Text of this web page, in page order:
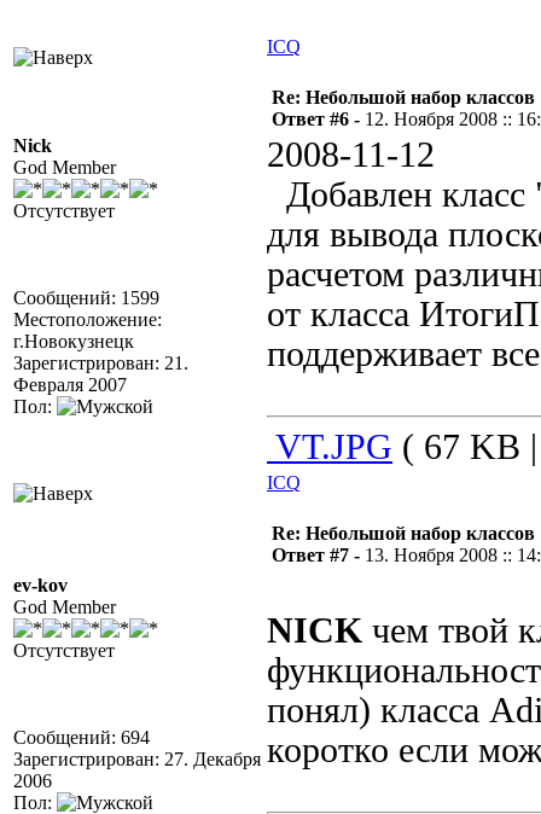
ICQ
Nick
God Member
Отсутствует
Сообщений: 1599
Местоположение:
г.Новокузнецк
Зарегистрирован: 21.
Февраля 2007
Пол:
Re: Небольшой набор классов
Ответ #6 - 12. Ноября 2008 ::
2008-11-12
Добавлен
для вывода
расчетом
от класса
поддерживает
VT.JPG ( 67 KB |
ICQ
ev-kov
God Member
Отсутствует
Сообщений: 694
Зарегистрирован: 27. Декабря
2006
Пол:
Re: Небольшой набор классов
Ответ #7 - 13. Ноября 2008 ::
NICK чем твой
понял) класса
коротко если